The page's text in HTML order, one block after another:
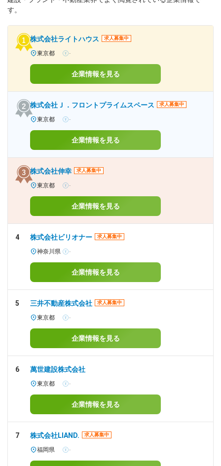
す。
株式会社ライトハウス 求人募集中
東京都 -
企業情報を見る
株式会社Ｊ．フロントプライムスペース 求人募集中
東京都 -
企業情報を見る
株式会社伸幸 求人募集中
東京都 -
企業情報を見る
4 株式会社ビリオナー 求人募集中
神奈川県 -
企業情報を見る
5 三井不動産株式会社 求人募集中
東京都 -
企業情報を見る
6 萬世建設株式会社
東京都 -
企業情報を見る
7 株式会社LIAND. 求人募集中
福岡県 -